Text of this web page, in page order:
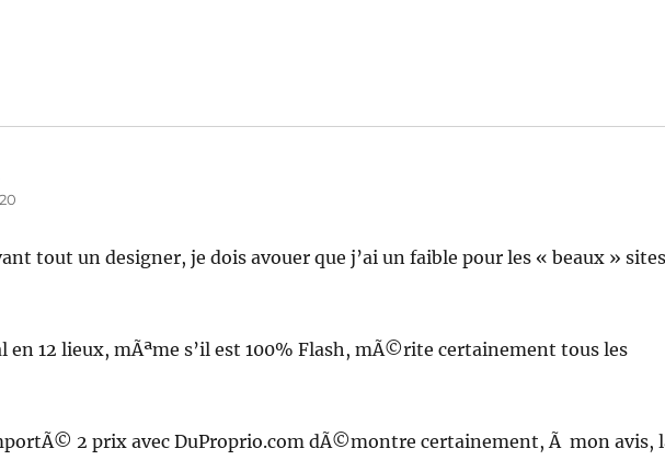
tout un designer, je dois avouer que j’ai un faible pour les « beaux »
12 lieux, mÃªme s’il est 100% Flash, mÃ©rite certainement tous les
2 prix avec DuProprio.com dÃ©montre certainement, Ã mon avis,